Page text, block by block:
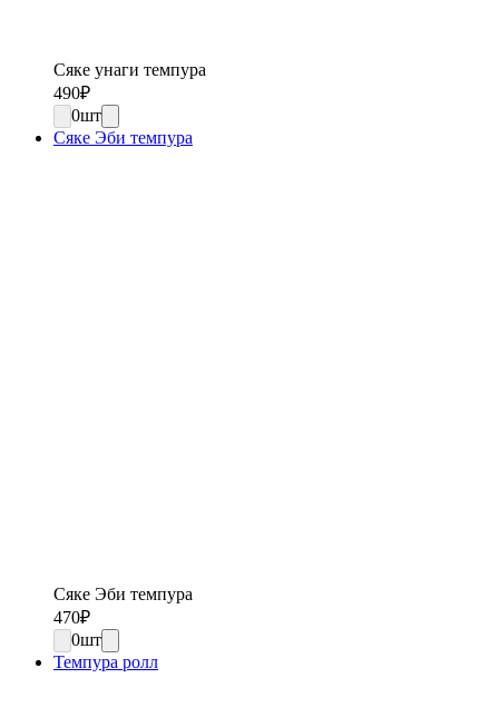
Сяке унаги темпура
490₽
0шт
Сяке Эби темпура
Сяке Эби темпура
470₽
0шт
Темпура ролл